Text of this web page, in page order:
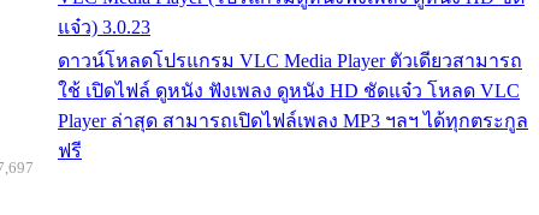
แจ๋ว) 3.0.23
ดาวน์โหลดโปรแกรม VLC Media Player ตัวเดียวสามารถ
ใช้ เปิดไฟล์ ดูหนัง ฟังเพลง ดูหนัง HD ชัดแจ๋ว โหลด VLC
Player ล่าสุด สามารถเปิดไฟล์เพลง MP3 ฯลฯ ได้ทุกตระกูล
ฟรี